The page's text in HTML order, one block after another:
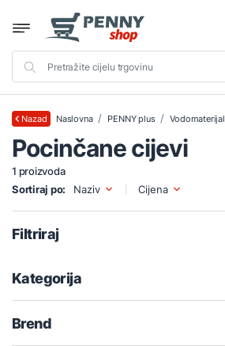
Nazad Naslovna PENNY plus Vodomaterijal
Pocinčane cijevi
1 proizvoda
Sortiraj po:
Naziv Cijena
Filtriraj
Kategorija
Brend